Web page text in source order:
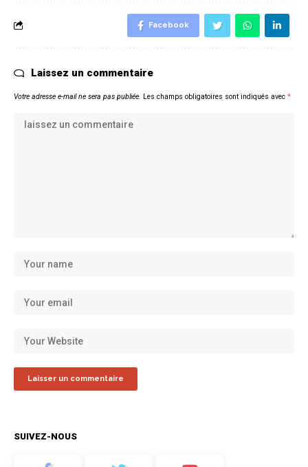
Facebook
Laissez un commentaire
Votre adresse e-mail ne sera pas publiée. Les champs obligatoires sont indiqués avec *
SUIVEZ-NOUS